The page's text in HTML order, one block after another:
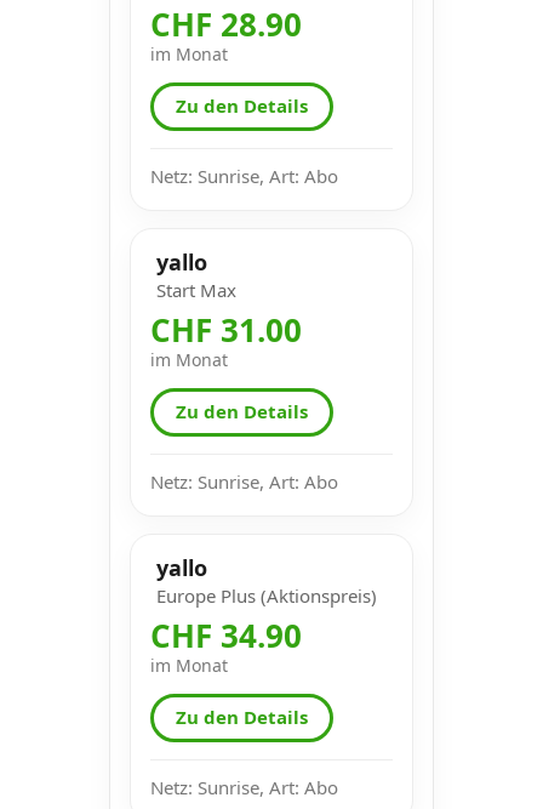
CHF 28.90
im Monat
Zu den Details
Netz: Sunrise, Art: Abo
yallo
Start Max
CHF 31.00
im Monat
Zu den Details
Netz: Sunrise, Art: Abo
yallo
Europe Plus (Aktionspreis)
CHF 34.90
im Monat
Zu den Details
Netz: Sunrise, Art: Abo